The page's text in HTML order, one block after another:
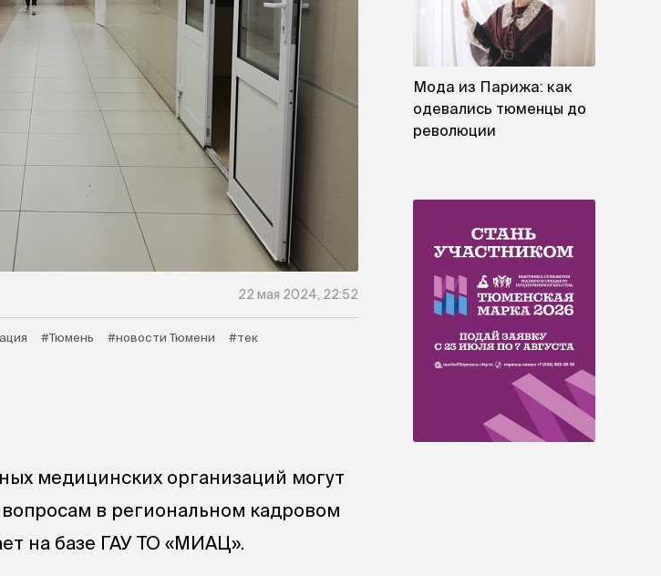
22 мая 2024, 22:52
#Тюмень #новости Тюмени #тек
медицинских организаций могут
в региональном кадровом
на базе ГАУ ТО «МИАЦ».
Мода из Парижа: как
одевались тюменцы до
революции